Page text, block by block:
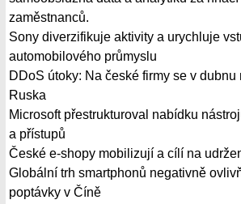
zaměstnanců.
Sony diverzifikuje aktivity a urychluje
automobilového průmyslu
DDoS útoky: Na české firmy se v
Ruska
Microsoft přestrukturoval nabídku
a přístupů
České e-shopy mobilizují a cílí na
Globální trh smartphonů negativně
poptávky v Číně